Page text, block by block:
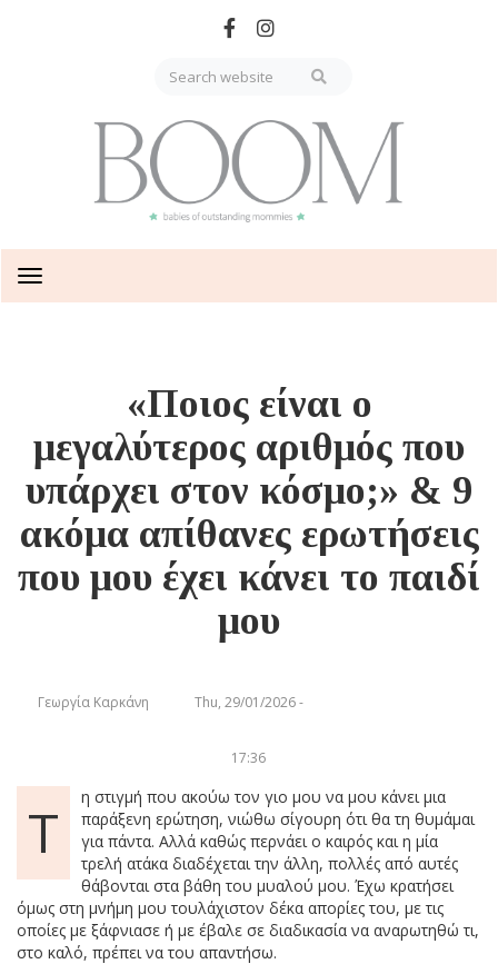
Toggle
navigation
«Ποιος είναι ο
μεγαλύτερος αριθμός που
υπάρχει στον κόσμο;» & 9
ακόμα απίθανες ερωτήσεις
που μου έχει κάνει το παιδί
μου
Γεωργία Καρκάνη Thu, 29/01/2026 -
17:36
Τ
η στιγμή που ακούω τον γιο μου να μου κάνει μια
παράξενη ερώτηση, νιώθω σίγουρη ότι θα τη θυμάμαι
για πάντα. Αλλά καθώς περνάει ο καιρός και η μία
τρελή ατάκα διαδέχεται την άλλη, πολλές από αυτές
θάβονται στα βάθη του μυαλού μου. Έχω κρατήσει
όμως στη μνήμη μου τουλάχιστον δέκα απορίες του, με τις
οποίες με ξάφνιασε ή με έβαλε σε διαδικασία να αναρωτηθώ τι,
στο καλό, πρέπει να του απαντήσω.